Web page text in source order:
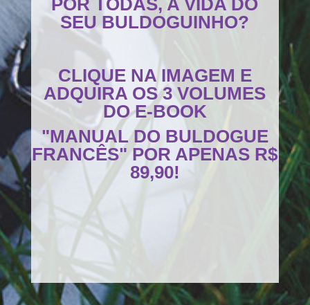
POR TODAS, A VIDA DO
SEU BULDOGUINHO?
CLIQUE NA IMAGEM E
ADQUIRA OS 3 VOLUMES
DO E-BOOK
"MANUAL DO BULDOGUE
FRANCÊS" POR APENAS R$
89,90!